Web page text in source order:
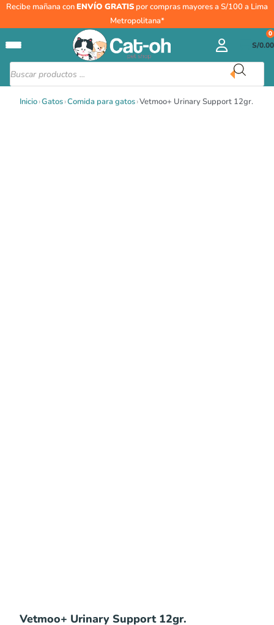
Recibe mañana conENVÍO GRATIS por compras mayores a S/100 a Lima
Metropolitana*
Búsqueda
de
productos
S/0.00
0
Inicio›Gatos›Comida para gatos›Vetmoo+ Urinary Support 12gr.
Vetmoo+ Urinary Support 12gr.
Vetmoo+
12gr.
cantidad